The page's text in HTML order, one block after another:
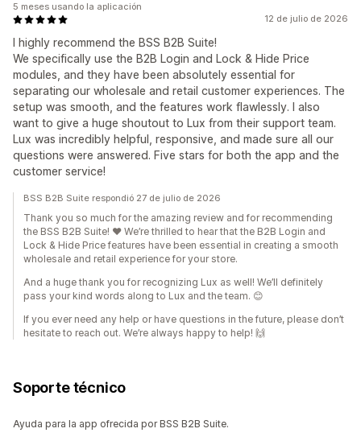
12 de julio de 2026
I highly recommend the BSS B2B Suite!
We specifically use the B2B Login and Lock & Hide Price
modules, and they have been absolutely essential for
separating our wholesale and retail customer experiences. The
setup was smooth, and the features work flawlessly. I also
want to give a huge shoutout to Lux from their support team.
Lux was incredibly helpful, responsive, and made sure all our
questions were answered. Five stars for both the app and the
customer service!
5 meses usando la aplicación
BSS B2B Suite respondió 27 de julio de 2026
Thank you so much for the amazing review and for recommending
the BSS B2B Suite! ❤️ We’re thrilled to hear that the B2B Login and
Lock & Hide Price features have been essential in creating a smooth
wholesale and retail experience for your store.
And a huge thank you for recognizing Lux as well! We’ll definitely
pass your kind words along to Lux and the team. 😊
If you ever need any help or have questions in the future, please don’t
hesitate to reach out. We’re always happy to help! 🙌
Soporte técnico
Ayuda para la app ofrecida por BSS B2B Suite.